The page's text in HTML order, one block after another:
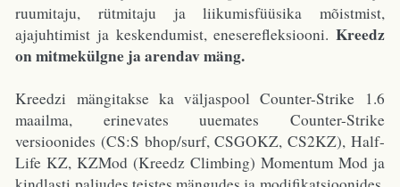
ruumitaju, rütmitaju ja liikumisfüüsika mõistmist,
ajajuhtimist ja keskendumist, eneserefleksiooni. Kreedz
on mitmekülgne ja arendav mäng.
Kreedzi mängitakse ka väljaspool Counter-Strike 1.6
maailma, erinevates uuemates Counter-Strike
versioonides (CS:S bhop/surf, CSGOKZ, CS2KZ), Half-
Life KZ, KZMod (Kreedz Climbing) Momentum Mod ja